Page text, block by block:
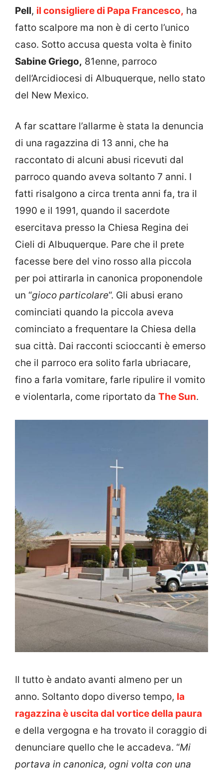
Pell, il consigliere di Papa Francesco, ha
fatto scalpore ma non è di certo l’unico
caso. Sotto accusa questa volta è finito
Sabine Griego, 81enne, parroco
dell’Arcidiocesi di Albuquerque, nello stato
del New Mexico.
A far scattare l’allarme è stata la denuncia
di una ragazzina di 13 anni, che ha
raccontato di alcuni abusi ricevuti dal
parroco quando aveva soltanto 7 anni. I
fatti risalgono a circa trenta anni fa, tra il
1990 e il 1991, quando il sacerdote
esercitava presso la Chiesa Regina dei
Cieli di Albuquerque. Pare che il prete
facesse bere del vino rosso alla piccola
per poi attirarla in canonica proponendole
un “gioco particolare“. Gli abusi erano
cominciati quando la piccola aveva
cominciato a frequentare la Chiesa della
sua città. Dai racconti scioccanti è emerso
che il parroco era solito farla ubriacare,
fino a farla vomitare, farle ripulire il vomito
e violentarla, come riportato da The Sun.
Il tutto è andato avanti almeno per un
anno. Soltanto dopo diverso tempo, la
ragazzina è uscita dal vortice della paura
e della vergogna e ha trovato il coraggio di
denunciare quello che le accadeva. “Mi
portava in canonica, ogni volta con una